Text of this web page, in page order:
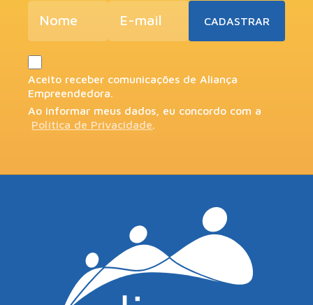
Aceito receber comunicações de Aliança
Empreendedora.
Ao informar meus dados, eu concordo com a
Política de Privacidade.